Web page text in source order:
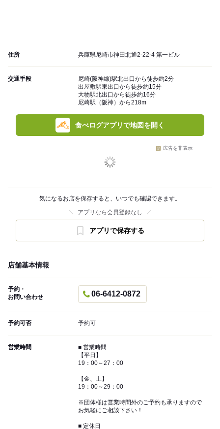
住所 兵庫県尼崎市神田北通2-22-4 第一ビル
交通手段
尼崎(阪神線)駅北出口から徒歩約2分
出屋敷駅東出口から徒歩約15分
大物駅北出口から徒歩約16分
尼崎駅（阪神）から218m
食べログアプリで地図を開く
広告を非表示
気になるお店を保存すると、いつでも確認できます。
アプリなら会員登録なし
アプリで保存する
店舗基本情報
予約・
お問い合わせ
06-6412-0872
予約可否 予約可
営業時間
■ 営業時間
【平日】
19：00～27：00
【金、土】
19：00～29：00
※団体様は営業時間外のご予約も承りますので
お気軽にご相談下さい！
■ 定休日